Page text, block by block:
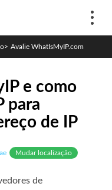
> Avalie WhatIsMyIP.com
e como
para
de IP
Mudar localização
de